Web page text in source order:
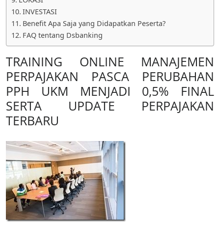
INVESTASI
Benefit Apa Saja yang Didapatkan Peserta?
FAQ tentang Dsbanking
TRAINING ONLINE MANAJEMEN
PERPAJAKAN PASCA PERUBAHAN
PPH UKM MENJADI 0,5% FINAL
SERTA UPDATE PERPAJAKAN
TERBARU